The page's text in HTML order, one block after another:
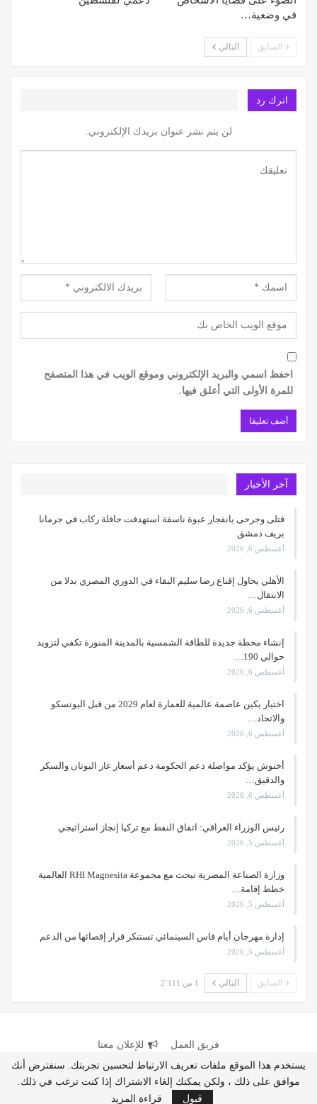
في وضعية…
السابق التالي
اترك رد
لن يتم نشر عنوان بريدك الإلكتروني.
احفظ اسمي والبريد الإلكتروني وموقع الويب في هذا المتصفح
للمرة الأولى التي أعلق فيها.
آخر الأخبار
قتلى وجرحى بانفجار عبوة ناسفة استهدفت حافلة ركاب في جرمانا
بريف دمشق
أغسطس 6, 2026
الأهلي يحاول إقناع رضا سليم البقاء في الدوري المصري بدلا من
الانتقال…
أغسطس 6, 2026
إنشاء محطة جديدة للطاقة الشمسية بالمدينة المنورة تكفي لتزويد
حوالي 190…
أغسطس 6, 2026
اختيار بكين عاصمة عالمية للعمارة لعام 2029 من قبل اليونسكو
والاتحاد…
أغسطس 6, 2026
أخنوش يؤكد مواصلة دعم الحكومة دعم أسعار غاز البوتان والسكر
والدقيق…
أغسطس 6, 2026
رئيس الوزراء العراقي: اتفاق النفط مع تركيا إنجاز استراتيجي
أغسطس 5, 2026
وزارة الصناعة المصرية تبحث مع مجموعة RHI Magnesita العالمية
خطط إقامة…
أغسطس 5, 2026
إدارة مهرجان أيام فاس السينمائي تستنكر قرار إقصائها من الدعم
أغسطس 5, 2026
السابق التالي 1 من 2٬111
فريق العمل للإعلان معنا
© 2026 - جميع الحقوق محفوظة.
يستخدم هذا الموقع ملفات تعريف الارتباط لتحسين تجربتك. سنفترض أنك
موافق على ذلك ، ولكن يمكنك إلغاء الاشتراك إذا كنت ترغب في ذلك.
قبول
قراءة المزيد